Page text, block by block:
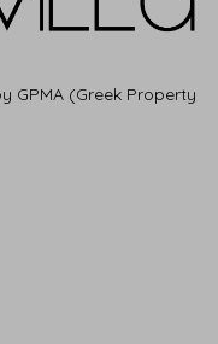
GPMA (Greek Property